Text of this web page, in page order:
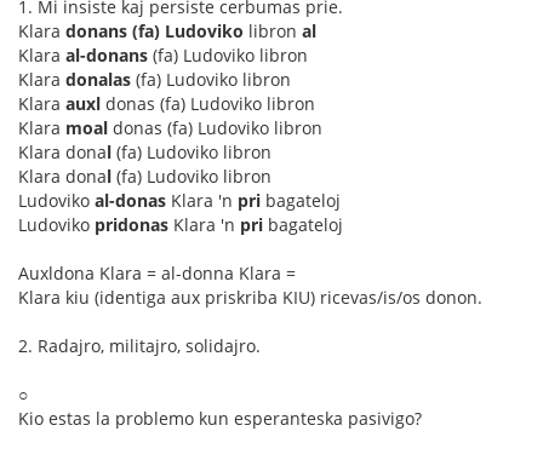
1. Mi insiste kaj persiste cerbumas prie.
Klara donans (fa) Ludoviko libron al
Klara al-donans (fa) Ludoviko libron
Klara donalas (fa) Ludoviko libron
Klara auxl donas (fa) Ludoviko libron
Klara moal donas (fa) Ludoviko libron
Klara donal (fa) Ludoviko libron
Klara donal (fa) Ludoviko libron
Ludoviko al-donas Klara 'n pri bagateloj
Ludoviko pridonas Klara 'n pri bagateloj
Auxldona Klara = al-donna Klara =
Klara kiu (identiga aux priskriba KIU) ricevas/is/os donon.
2. Radajro, militajro, solidajro.
○
Kio estas la problemo kun esperanteska pasivigo?